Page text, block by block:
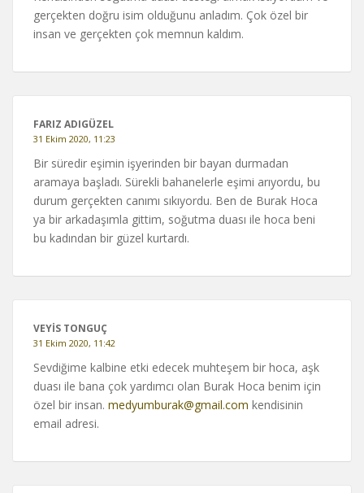
gerçekten doğru isim olduğunu anladım. Çok özel bir
insan ve gerçekten çok memnun kaldım.
FARIZ ADIGÜZEL
31 Ekim 2020, 11:23
Bir süredir eşimin işyerinden bir bayan durmadan
aramaya başladı. Sürekli bahanelerle eşimi arıyordu, bu
durum gerçekten canımı sıkıyordu. Ben de Burak Hoca
ya bir arkadaşımla gittim, soğutma duası ile hoca beni
bu kadından bir güzel kurtardı.
VEYİS TONGUÇ
31 Ekim 2020, 11:42
Sevdiğime kalbine etki edecek muhteşem bir hoca, aşk
duası ile bana çok yardımcı olan Burak Hoca benim için
özel bir insan. medyumburak@gmail.com kendisinin
email adresi.